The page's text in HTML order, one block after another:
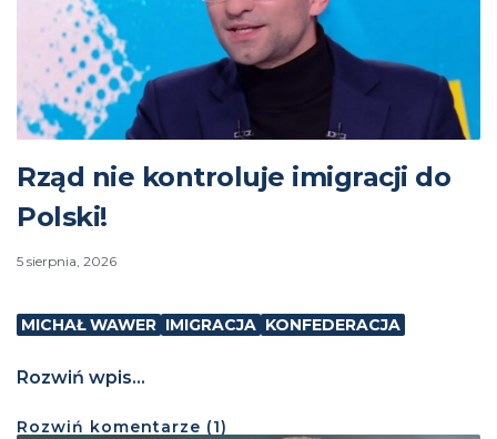
Rząd nie kontroluje imigracji do
Polski!
5 sierpnia, 2026
MICHAŁ WAWER IMIGRACJA KONFEDERACJA
Rozwiń wpis...
Rozwiń komentarze (1)